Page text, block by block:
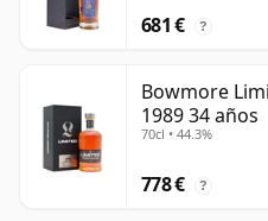
681 € ?
Bowmore
1989 34 años
70cl • 44.3%
778 € ?